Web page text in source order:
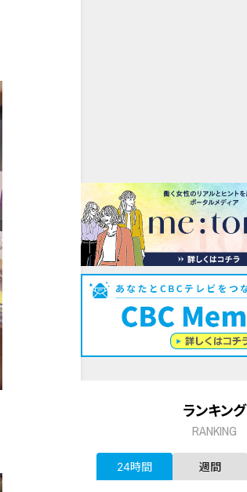
ランキング
RANKING
24時間 週間